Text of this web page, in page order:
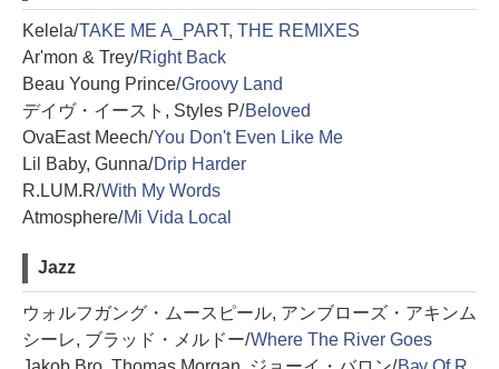
Kelela/TAKE ME A_PART, THE REMIXES
Ar'mon & Trey/Right Back
Beau Young Prince/Groovy Land
デイヴ・イースト, Styles P/Beloved
OvaEast Meech/You Don't Even Like Me
Lil Baby, Gunna/Drip Harder
R.LUM.R/With My Words
Atmosphere/Mi Vida Local
Jazz
ウォルフガング・ムースピール, アンブローズ・アキンム
シーレ, ブラッド・メルドー/Where The River Goes